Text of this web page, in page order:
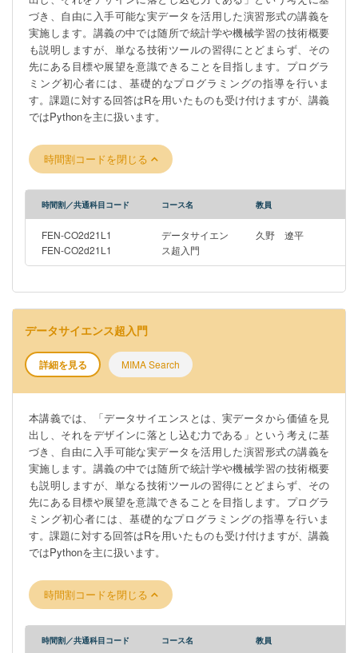
づき、自由に入手可能な実データを活用した演習形式の講義を
実施します。講義の中では随所で統計学や機械学習の技術概要
も説明しますが、単なる技術ツールの習得にとどまらず、その
先にある目標や展望を意識できることを目指します。プログラ
ミング初心者には、基礎的なプログラミングの指導を行いま
す。課題に対する回答はRを用いたものも受け付けますが、講義
ではPythonを主に扱います。
時間割コードを閉じる
時間割／共通科目コード コース名 教員
FEN-CO2d21L1
FEN-CO2d21L1
データサイエン
ス超入門
久野 遼平
データサイエンス超入門
詳細を見る MIMA Search
本講義では、「データサイエンスとは、実データから価値を見
出し、それをデザインに落とし込む力である」という考えに基
づき、自由に入手可能な実データを活用した演習形式の講義を
実施します。講義の中では随所で統計学や機械学習の技術概要
も説明しますが、単なる技術ツールの習得にとどまらず、その
先にある目標や展望を意識できることを目指します。プログラ
ミング初心者には、基礎的なプログラミングの指導を行いま
す。課題に対する回答はRを用いたものも受け付けますが、講義
ではPythonを主に扱います。
時間割コードを閉じる
時間割／共通科目コード コース名 教員